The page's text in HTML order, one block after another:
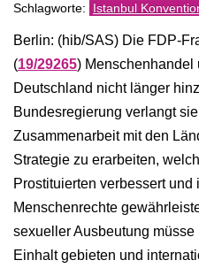
Istanbul
Berlin: (hib/SAS) Die FDP-
(19/29265) Menschenhandel
Deutschland nicht länger
Bundesregierung verlangt
Zusammenarbeit mit den
Strategie zu erarbeiten,
Prostituierten verbessert und
Menschenrechte
sexueller Ausbeutung
Einhalt gebieten und